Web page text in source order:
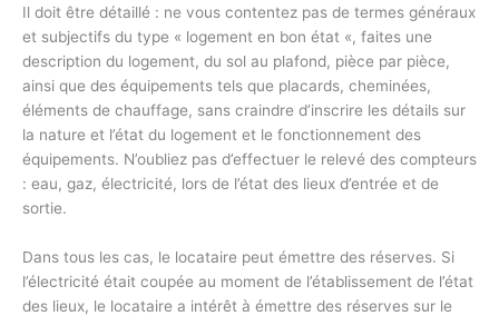
Il doit être détaillé : ne vous contentez pas de termes généraux
et subjectifs du type « logement en bon état «, faites une
description du logement, du sol au plafond, pièce par pièce,
ainsi que des équipements tels que placards, cheminées,
éléments de chauffage, sans craindre d’inscrire les détails sur
la nature et l’état du logement et le fonctionnement des
équipements. N’oubliez pas d’effectuer le relevé des compteurs
: eau, gaz, électricité, lors de l’état des lieux d’entrée et de
sortie.
Dans tous les cas, le locataire peut émettre des réserves. Si
l’électricité était coupée au moment de l’établissement de l’état
des lieux, le locataire a intérêt à émettre des réserves sur le